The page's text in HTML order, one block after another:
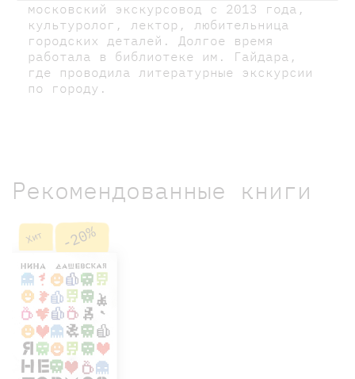
московский экскурсовод с 2013 года,
культуролог, лектор, любительница
городских деталей. Долгое время
работала в библиотеке им. Гайдара,
где проводила литературные экскурсии
по городу.
Рекомендованные книги
Хит -20%